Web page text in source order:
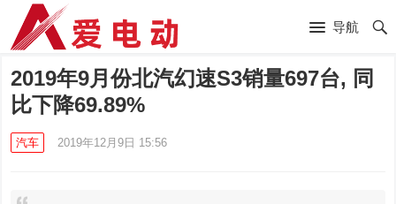
导航
2019年9月份北汽幻速S3销量697台, 同
比下降69.89%
汽车 2019年12月9日 15:56